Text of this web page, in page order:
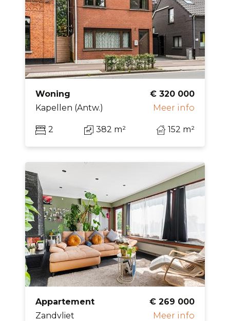
Woning
€ 320 000
Kapellen (Antw.)
Meer info
2 382 m² 152 m²
Appartement
€ 269 000
Zandvliet
Meer info